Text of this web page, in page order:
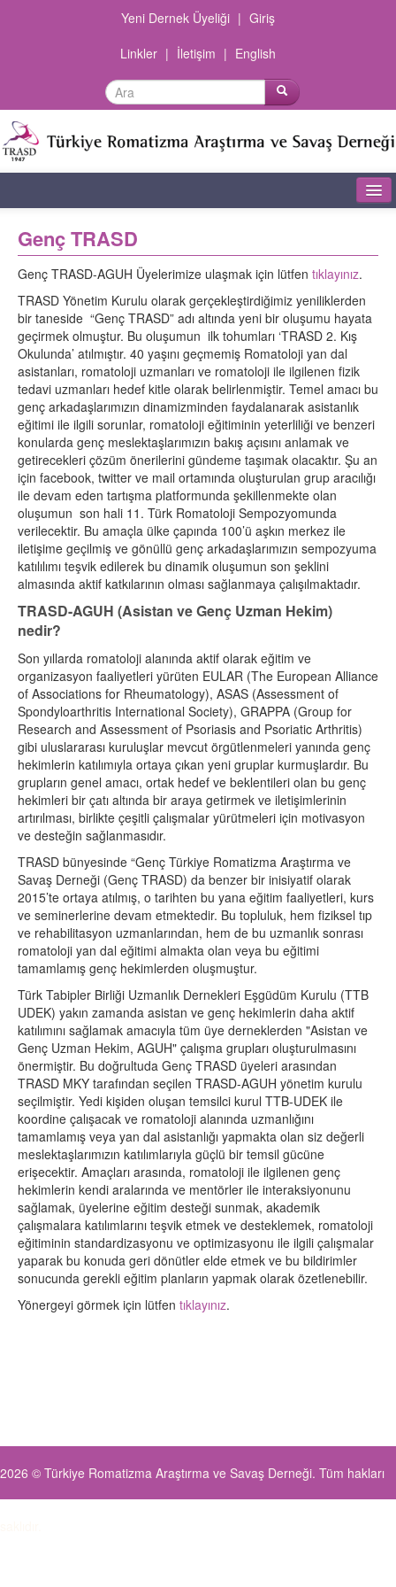
Yeni Dernek Üyeliği | Giriş
Linkler | İletişim | English
Dernek Hakkında
Şubeler
Olgu Sunumları
Dokümanlar
Genç TRASD
Genç TRASD-AGUH Üyelerimize ulaşmak için lütfen tıklayınız.
TRASD Yönetim Kurulu olarak gerçekleştirdiğimiz yeniliklerden
bir taneside “Genç TRASD” adı altında yeni bir oluşumu hayata
geçirmek olmuştur. Bu oluşumun ilk tohumları ‘TRASD 2. Kış
Okulunda’ atılmıştır. 40 yaşını geçmemiş Romatoloji yan dal
asistanları, romatoloji uzmanları ve romatoloji ile ilgilenen fizik
tedavi uzmanları hedef kitle olarak belirlenmiştir. Temel amacı bu
genç arkadaşlarımızın dinamizminden faydalanarak asistanlık
eğitimi ile ilgili sorunlar, romatoloji eğitiminin yeterliliği ve benzeri
konularda genç meslektaşlarımızın bakış açısını anlamak ve
getirecekleri çözüm önerilerini gündeme taşımak olacaktır. Şu an
için facebook, twitter ve mail ortamında oluşturulan grup aracılığı
ile devam eden tartışma platformunda şekillenmekte olan
oluşumun son hali 11. Türk Romatoloji Sempozyomunda
verilecektir. Bu amaçla ülke çapında 100’ü aşkın merkez ile
iletişime geçilmiş ve gönüllü genç arkadaşlarımızın sempozyuma
katılılımı teşvik edilerek bu dinamik oluşumun son şeklini
almasında aktif katkılarının olması sağlanmaya çalışılmaktadır.
TRASD-AGUH (Asistan ve Genç Uzman Hekim)
nedir?
Son yıllarda romatoloji alanında aktif olarak eğitim ve
organizasyon faaliyetleri yürüten EULAR (The European Alliance
of Associations for Rheumatology), ASAS (Assessment of
Spondyloarthritis International Society), GRAPPA (Group for
Research and Assessment of Psoriasis and Psoriatic Arthritis)
gibi uluslararası kuruluşlar mevcut örgütlenmeleri yanında genç
hekimlerin katılımıyla ortaya çıkan yeni gruplar kurmuşlardır. Bu
grupların genel amacı, ortak hedef ve beklentileri olan bu genç
hekimleri bir çatı altında bir araya getirmek ve iletişimlerinin
artırılması, birlikte çeşitli çalışmalar yürütmeleri için motivasyon
ve desteğin sağlanmasıdır.
TRASD bünyesinde “Genç Türkiye Romatizma Araştırma ve
Savaş Derneği (Genç TRASD) da benzer bir inisiyatif olarak
2015’te ortaya atılmış, o tarihten bu yana eğitim faaliyetleri, kurs
ve seminerlerine devam etmektedir. Bu topluluk, hem fiziksel tıp
ve rehabilitasyon uzmanlarından, hem de bu uzmanlık sonrası
romatoloji yan dal eğitimi almakta olan veya bu eğitimi
tamamlamış genç hekimlerden oluşmuştur.
Türk Tabipler Birliği Uzmanlık Dernekleri Eşgüdüm Kurulu (TTB
UDEK) yakın zamanda asistan ve genç hekimlerin daha aktif
katılımını sağlamak amacıyla tüm üye derneklerden "Asistan ve
Genç Uzman Hekim, AGUH" çalışma grupları oluşturulmasını
önermiştir. Bu doğrultuda Genç TRASD üyeleri arasından
TRASD MKY tarafından seçilen TRASD-AGUH yönetim kurulu
seçilmiştir. Yedi kişiden oluşan temsilci kurul TTB-UDEK ile
koordine çalışacak ve romatoloji alanında uzmanlığını
tamamlamış veya yan dal asistanlığı yapmakta olan siz değerli
meslektaşlarımızın katılımlarıyla güçlü bir temsil gücüne
erişecektir. Amaçları arasında, romatoloji ile ilgilenen genç
hekimlerin kendi aralarında ve mentörler ile interaksiyonunu
sağlamak, üyelerine eğitim desteği sunmak, akademik
çalışmalara katılımlarını teşvik etmek ve desteklemek, romatoloji
eğitiminin standardizasyonu ve optimizasyonu ile ilgili çalışmalar
yaparak bu konuda geri dönütler elde etmek ve bu bildirimler
sonucunda gerekli eğitim planların yapmak olarak özetlenebilir.
Yönergeyi görmek için lütfen tıklayınız.
2026 © Türkiye Romatizma Araştırma ve Savaş Derneği. Tüm hakları